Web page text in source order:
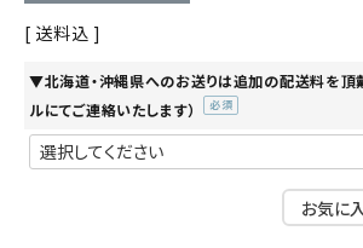
送料込
▼北海道・沖縄県へのお送りは追加の配送料を頂戴
ルにてご連絡いたします）
お気に